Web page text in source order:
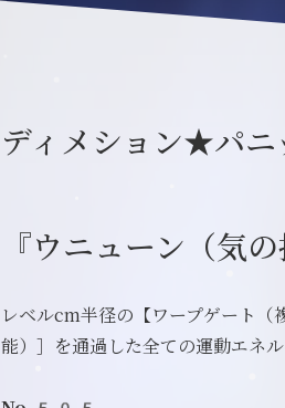
ディメション★パニ
『ウニューン（気の
レベルcm半径の【ワープゲート（
能）］を通過した全ての運動エ